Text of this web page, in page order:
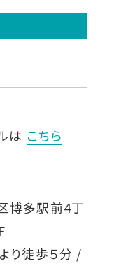
は こちら
博多駅前4丁
り徒歩５分 /